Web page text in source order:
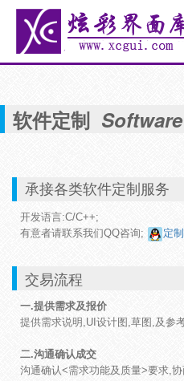
软件定制
承接各类软件定制服务
开发语言:C/C++;
有意者请联系我们QQ咨询;
定
交易流程
一.提供需求及报价
提供需求说明,UI设计图,草图,及参
二.沟通确认成交
沟通确认<需求功能及质量>要求,